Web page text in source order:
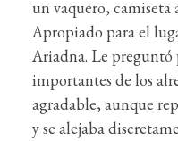
un vaquero, camiseta
Apropiado para el
Ariadna. Le preguntó
importantes de los
agradable, aunque
y se alejaba